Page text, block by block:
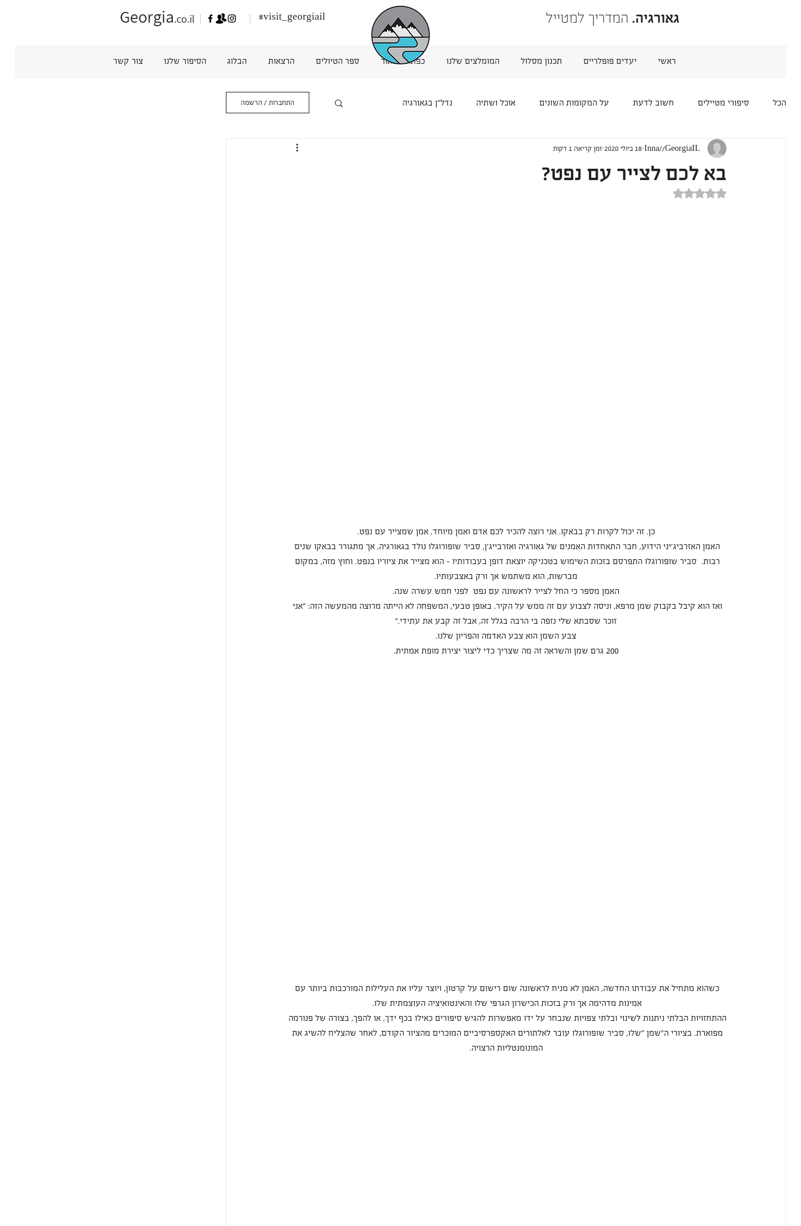
ראשי יעדים פופלריים תכנון מסלול המומלצים שלנו כפתור כפתור ספר הטיולים הרצאות הבלוג הסיפור שלנו צור קשר
גאורגיה. המדריך למטייל Georgia.co.il #visit_georgiail
הכל סיפורי מטיילים חשוב לדעת על המקומות השונים אוכל ושתיה נדל"ן בגאורגיה
נהגים ומדריכים טיולים יומיים מקומות לינה
מסעדות ובתי קפה ארמניה
התחברות / הרשמה
בא לכם לצייר עם נפט?
Inna//GeorgiaIL 18 ביולי 2020 זמן קריאה 1 דקות
דירוג של NaN מתוך 5 כוכבים
כן. זה יכול לקרות רק בבאקו. אני רוצה להכיר לכם אדם ואמן מיוחד. אמן שמצייר עם נפט.
האמן האזרביג'יני הידוע, חבר התאחדות האמנים של גאורגיה ואזרבייג'ן, סביר שופורוגלו נולד בגאורגיה, אך מתגורר בבאקו שנים
רבות.  סביר שופורוגלו התפרסם בזכות השימוש בטכניקה יוצאת דופן בעבודותיו - הוא מצייר את ציוריו בנפט. וחוץ מזה, במקום
מברשות, הוא משתמש אך ורק באצבעותיו.
האמן מספר כי החל לצייר לראשונה עם נפט  לפני חמש עשרה שנה.
ואז הוא קיבל בקבוק שמן מרפא, וניסה לצבוע עם זה ממש על הקיר. באופן טבעי, המשפחה לא הייתה מרוצה מהמעשה הזה: "אני
זוכר שסבתא שלי נזפה בי הרבה בגלל זה, אבל זה קבע את עתידי."
צבע השמן הוא צבע האדמה והפריון שלנו.
200 גרם שמן והשראה זה מה שצריך כדי ליצור יצירת מופת אמתית.
כשהוא מתחיל את עבודתו החדשה, האמן לא מניח לראשונה שום רישום על קרטון, ויוצר עליו את העלילות המורכבות ביותר עם
אמינות מדהימה אך ורק בזכות הכישרון הגרפי שלו והאינטואיציה העוצמתית שלו.
ההתחזויות הבלתי ניתנות לשינוי ובלתי צפויות שנבחר על ידו מאפשרות להגיש סיפורים כאילו בכף ידך, או להפך, בצורה של פנורמה
מפוארת. בציורי ה"שמן "שלו, סביר שופורוגלו עובר לאלתורים האקספרסיביים המוכרים מהציור הקודם, לאחר שהצליח להשיג את
המונומנטליות הרצויה.